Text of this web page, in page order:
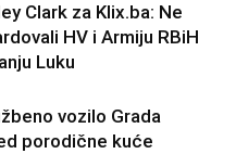
Clark za Klix.ba: Ne
HV i Armiju RBiH
Luku
vozilo Grada
porodične kuće